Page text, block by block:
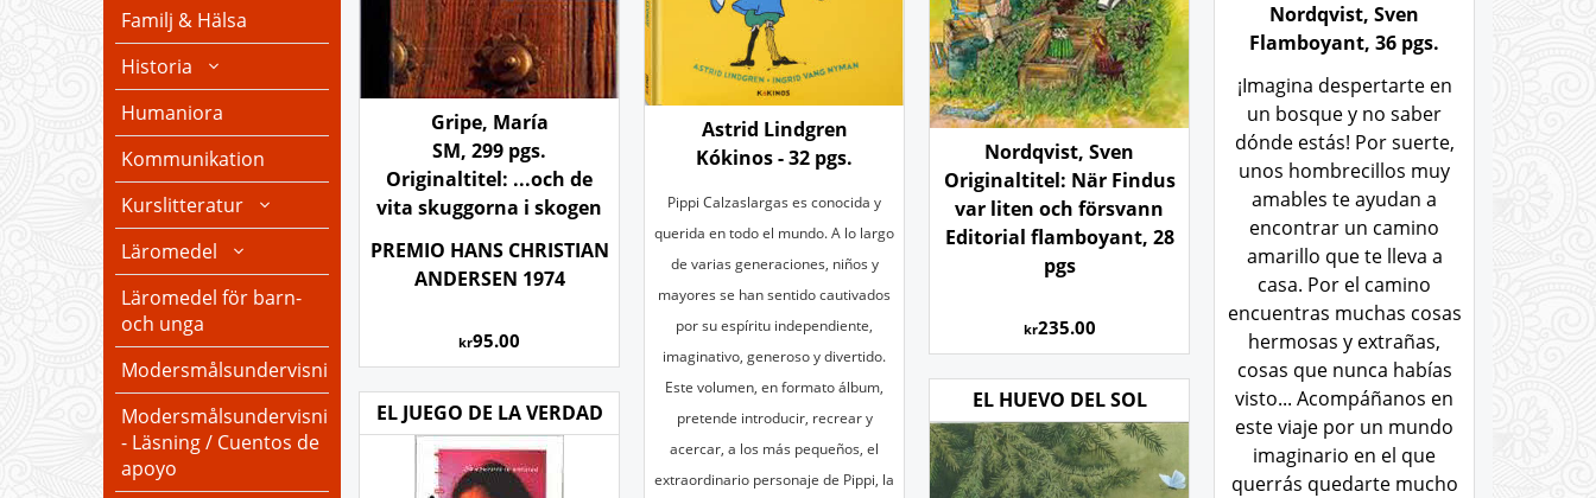
Familj & Hälsa
Historia
Humaniora
Kommunikation
Kurslitteratur
Läromedel
Läromedel för barn-
och unga
Modersmålsundervisning
Modersmålsundervisning
- Läsning / Cuentos de
apoyo
Gripe, María
SM, 299 pgs.
Originaltitel: ...och de
vita skuggorna i skogen
PREMIO HANS CHRISTIAN
ANDERSEN 1974
kr95.00
Astrid Lindgren
Kókinos- 32 pgs.
Pippi Calzaslargas es conocida y
querida en todo el mundo. A lo largo
de varias generaciones, niños y
mayores se han sentido cautivados
por suespíritu independiente,
imaginativo, generoso y divertido.
Este volumen, en formato álbum,
pretende introducir, recrear y
acercar, a los más pequeños, el
extraordinario personaje de Pippi, la
Nordqvist, Sven
Originaltitel: När Findus
var liten och försvann
Editorial flamboyant, 28
pgs
kr235.00
Nordqvist, Sven
Flamboyant, 36 pgs.
¡Imagina despertarte en
un bosque y no saber
dónde estás! Por suerte,
unos hombrecillos muy
amables te ayudan a
encontrar un camino
amarillo que te lleva a
casa. Por el camino
encuentras muchas cosas
hermosas y extrañas,
cosas que nunca habías
visto... Acompáñanos en
este viaje por un mundo
imaginario en el que
querrás quedarte mucho
EL HUEVO DEL SOL
EL JUEGO DE LA VERDAD